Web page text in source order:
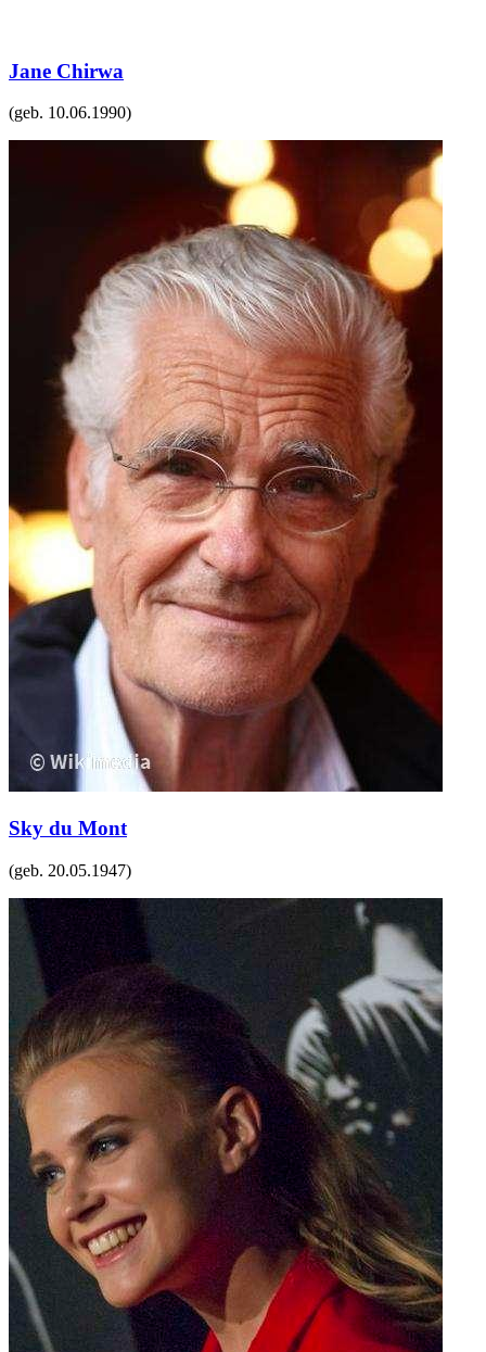
Jane Chirwa
(geb. 10.06.1990)
Sky du Mont
(geb. 20.05.1947)